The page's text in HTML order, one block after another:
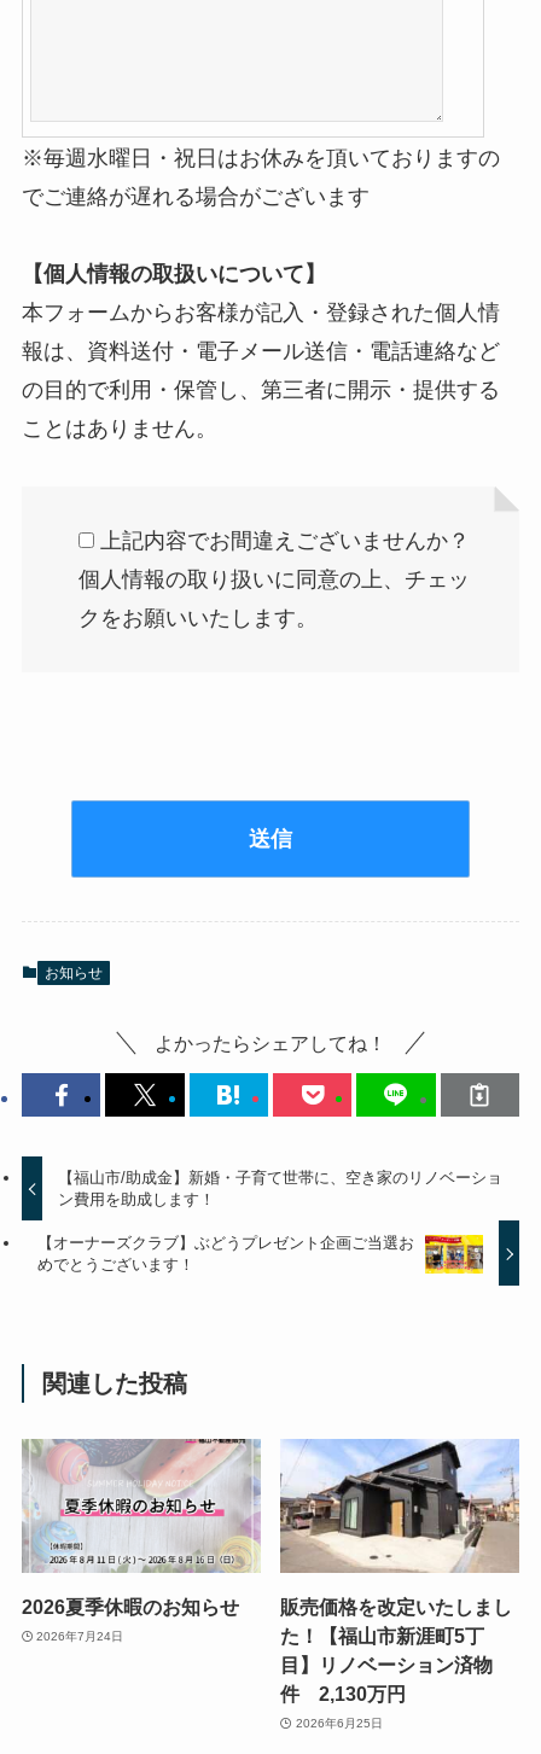
※毎週水曜日・祝日はお休みを頂いておりますの
でご連絡が遅れる場合がございます
【個人情報の取扱いについて】
本フォームからお客様が記入・登録された個人情
報は、資料送付・電子メール送信・電話連絡など
の目的で利用・保管し、第三者に開示・提供する
ことはありません。
上記内容でお間違えございませんか？
個人情報の取り扱いに同意の上、チェッ
クをお願いいたします。
お知らせ
よかったらシェアしてね！
【福山市/助成金】新婚・子育て世帯に、空き家のリノベーショ
ン費用を助成します！
【オーナーズクラブ】ぶどうプレゼント企画ご当選お
めでとうございます！
関連した投稿
2026夏季休暇のお知らせ
2026年7月24日
販売価格を改定いたしまし
た！【福山市新涯町5丁
目】リノベーション済物
件 2,130万円
2026年6月25日